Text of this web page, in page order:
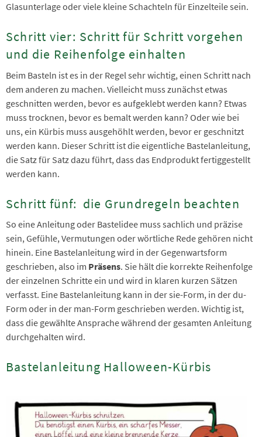
Glasunterlage oder viele kleine Schachteln für Einzelteile sein.
Schritt vier: Schritt für Schritt vorgehen
und die Reihenfolge einhalten
Beim Basteln ist es in der Regel sehr wichtig, einen Schritt nach
dem anderen zu machen. Vielleicht muss zunächst etwas
geschnitten werden, bevor es aufgeklebt werden kann? Etwas
muss trocknen, bevor es bemalt werden kann? Oder wie bei
uns, ein Kürbis muss ausgehöhlt werden, bevor er geschnitzt
werden kann. Dieser Schritt ist die eigentliche Bastelanleitung,
die Satz für Satz dazu führt, dass das Endprodukt fertiggestellt
werden kann.
Schritt fünf: die Grundregeln beachten
So eine Anleitung oder Bastelidee muss sachlich und präzise
sein, Gefühle, Vermutungen oder wörtliche Rede gehören nicht
hinein. Eine Bastelanleitung wird in der Gegenwartsform
geschrieben, also im Präsens. Sie hält die korrekte Reihenfolge
der einzelnen Schritte ein und wird in klaren kurzen Sätzen
verfasst. Eine Bastelanleitung kann in der sie-Form, in der du-
Form oder in der man-Form geschrieben werden. Wichtig ist,
dass die gewählte Ansprache während der gesamten Anleitung
durchgehalten wird.
Bastelanleitung Halloween-Kürbis